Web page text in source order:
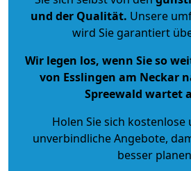
und der Qualität. Unsere
wird Sie garantiert
Wir legen los, wenn Sie so
von Esslingen am Neckar
Spreewald wartet
Holen Sie sich
unverbindliche Angebote,
besser